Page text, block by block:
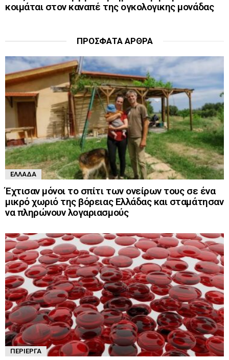
κοιμάται στον καναπέ της ογκολογικης μονάδας
ΠΡΌΣΦΑΤΑ ΆΡΘΡΑ
ΕΛΛΆΔΑ
Έχτισαν μόνοι το σπίτι των ονείρων τους σε ένα
μικρό χωριό της βόρειας Ελλάδας και σταμάτησαν
να πληρώνουν λογαριασμούς
ΠΕΡΊΕΡΓΑ